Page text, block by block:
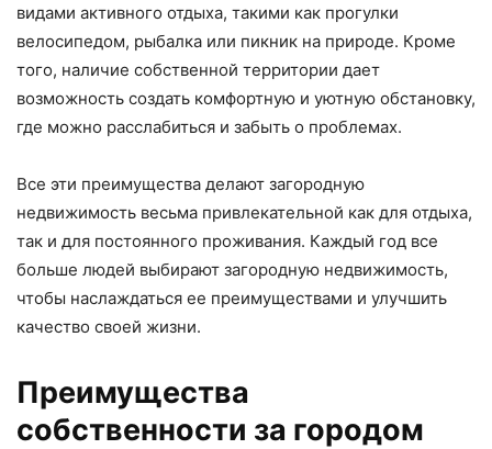
видами активного отдыха, такими как прогулки
велосипедом, рыбалка или пикник на природе. Кроме
того, наличие собственной территории дает
возможность создать комфортную и уютную обстановку,
где можно расслабиться и забыть о проблемах.
Все эти преимущества делают загородную
недвижимость весьма привлекательной как для отдыха,
так и для постоянного проживания. Каждый год все
больше людей выбирают загородную недвижимость,
чтобы наслаждаться ее преимуществами и улучшить
качество своей жизни.
Преимущества
собственности за городом